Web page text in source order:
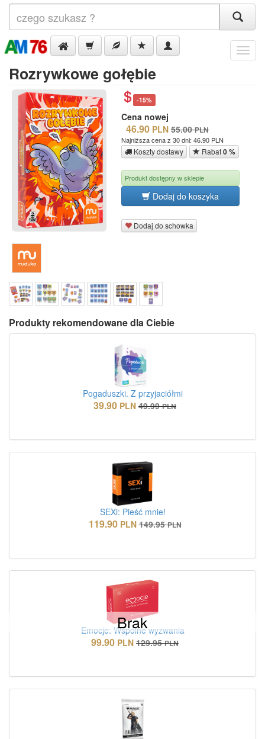
Menu
Rozrywkowe gołębie
-15%
Cena nowej
46.90 PLN 55.00 PLN
Najniższa cena z 30 dni: 46.90 PLN
Koszty dostawy Rabat0 %
Produkt dostępny w sklepie
Dodaj do koszyka
Dodaj do schowka
Produkty rekomendowane dla Ciebie
Pogaduszki. Z przyjaciółmi
39.90 PLN 49.99 PLN
SEXi: Pieść mnie!
119.90 PLN 149.95 PLN
Brak
Emocje: Wspólne wyzwania
99.90 PLN 129.95 PLN